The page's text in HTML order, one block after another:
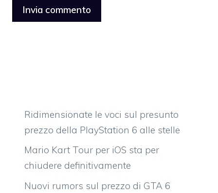
Ridimensionate le voci sul presunto
prezzo della PlayStation 6 alle stelle
Mario Kart Tour per iOS sta per
chiudere definitivamente
Nuovi rumors sul prezzo di GTA 6